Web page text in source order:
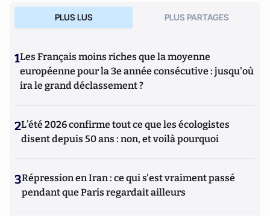
PLUS LUS PLUS PARTAGES
1Les Français moins riches que la moyenne
européenne pour la 3e année consécutive : jusqu'où
ira le grand déclassement ?
2L’été 2026 confirme tout ce que les écologistes
disent depuis 50 ans : non, et voilà pourquoi
3Répression en Iran : ce qui s'est vraiment passé
pendant que Paris regardait ailleurs